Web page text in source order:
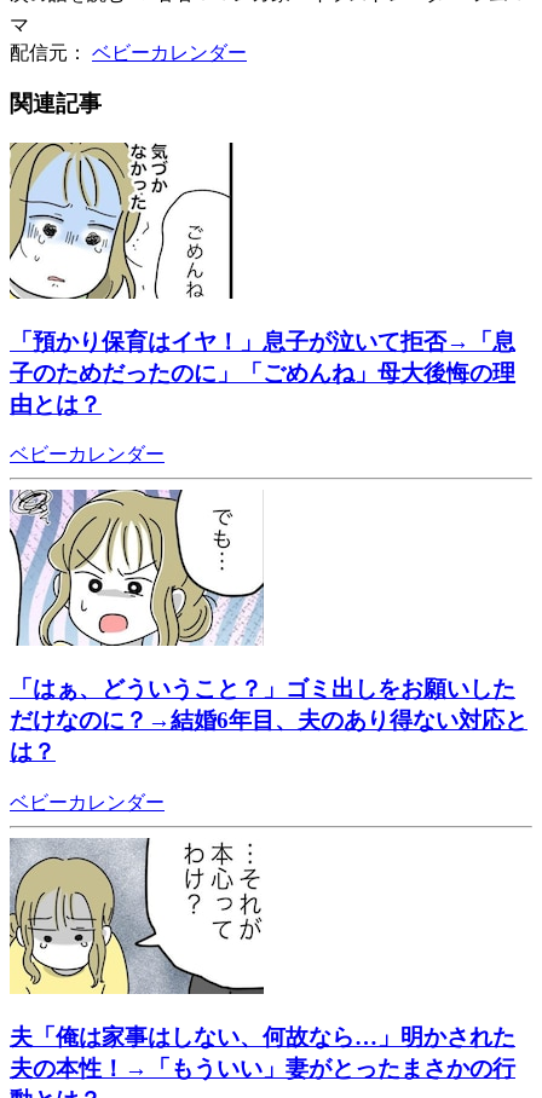
マ
配信元： ベビーカレンダー
関連記事
「預かり保育はイヤ！」息子が泣いて拒否→「息
子のためだったのに」「ごめんね」母大後悔の理
由とは？
ベビーカレンダー
「はぁ、どういうこと？」ゴミ出しをお願いした
だけなのに？→結婚6年目、夫のあり得ない対応と
は？
ベビーカレンダー
夫「俺は家事はしない、何故なら…」明かされた
夫の本性！→「もういい」妻がとったまさかの行